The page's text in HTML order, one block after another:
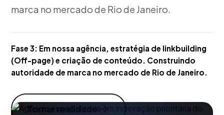
marca no mercado de Rio de Janeiro.
Fase 3: Em nossa agência, estratégia de linkbuilding
(Off-page) e criação de conteúdo. Construindo
autoridade de marca no mercado de Rio de Janeiro.
Tornar realidade